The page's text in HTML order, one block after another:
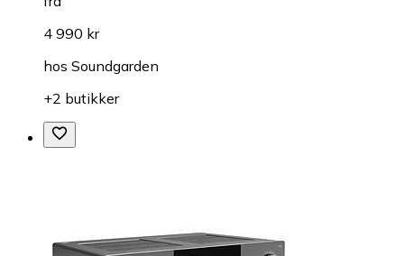
4 990 kr
hos Soundgarden
+2 butikker